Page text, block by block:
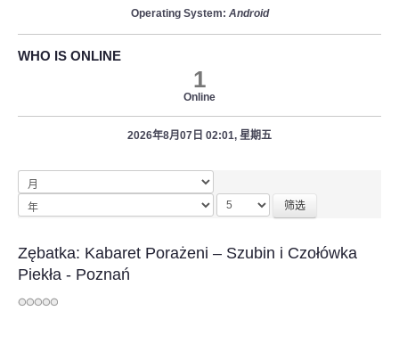
Operating System: Android
WHO IS ONLINE
1
Online
2026年8月07日 02:01, 星期五
筛选
Zębatka: Kabaret Porażeni – Szubin i Czołówka
Piekła - Poznań